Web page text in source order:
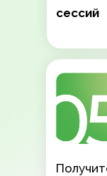
сессий